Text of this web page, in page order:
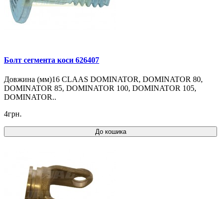
Болт сегмента коси 626407
Довжина (мм)16 CLAAS DOMINATOR, DOMINATOR 80,
DOMINATOR 85, DOMINATOR 100, DOMINATOR 105,
DOMINATOR..
4грн.
До кошика